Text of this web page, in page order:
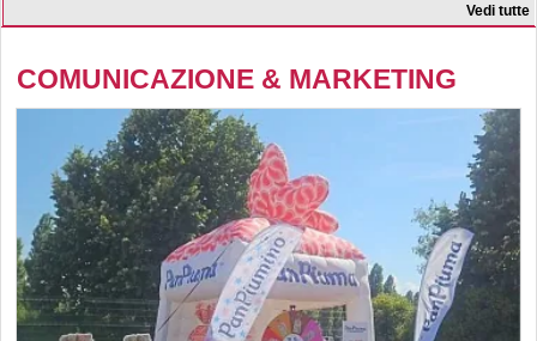
Vedi tutte
COMUNICAZIONE & MARKETING